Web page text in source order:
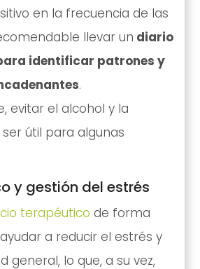
en la frecuencia de las
llevar un diario
identificar patrones y
.
evitar el alcohol y la
útil para algunas
y gestión del estrés
terapéutico de forma
a reducir el estrés y
general, lo que, a su vez,